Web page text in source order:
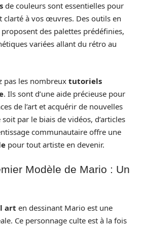
de couleurs sont essentielles pour
à vos œuvres. Des outils en
proposent des palettes prédéfinies,
variées allant du rétro au
pas les nombreux tutoriels
. Ils sont d’une aide précieuse pour
de l’art et acquérir de nouvelles
par le biais de vidéos, d’articles
communautaire offre une
pour tout artiste en devenir.
Modèle de Mario : Un
art en dessinant Mario est une
Ce personnage culte est à la fois